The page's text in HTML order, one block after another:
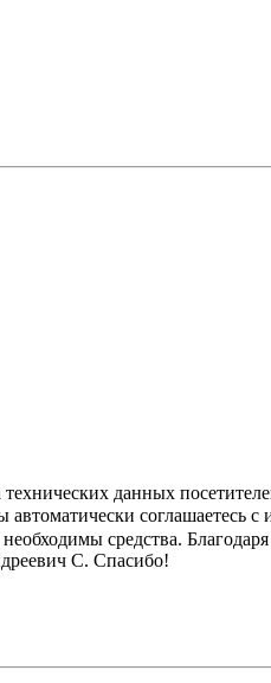
данных
соглашаетесь
средства.
С. Спасибо!